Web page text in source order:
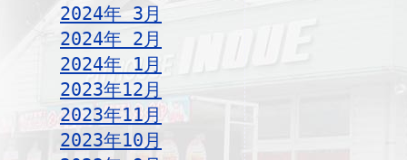
2024年 3月
2024年 2月
2024年 1月
2023年12月
2023年11月
2023年10月